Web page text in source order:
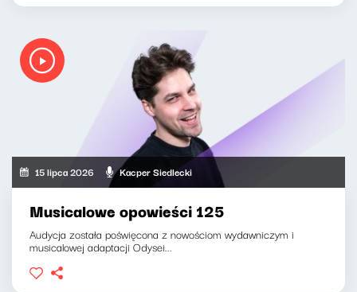
15 lipca 2026 Kacper Siedlecki
Musicalowe opowieści 125
Audycja została poświęcona z nowościom wydawniczym i
musicalowej adaptacji Odysei...